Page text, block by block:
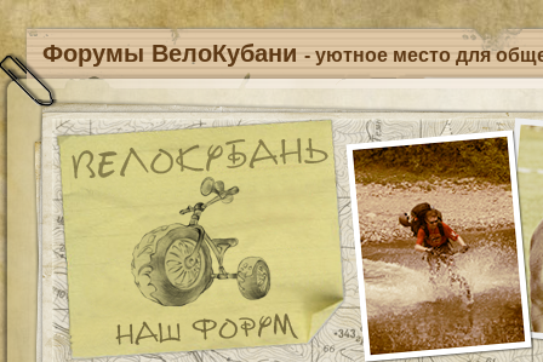
Форумы ВелоКубани - уютное место для